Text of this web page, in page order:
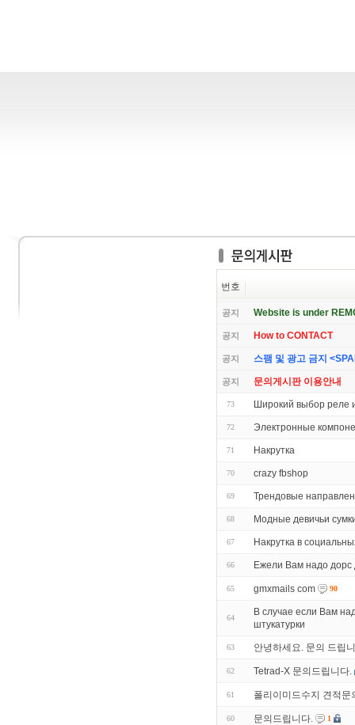
번호
공지 Website is under
공지 How to CONTACT
공지 스팸 및 광고 금지
공지 문의게시판 이용안내
73 Широкий выбор реле
72 Электронные
71 Накрутка
70 crazy fbshop
69 Трендовые
68 Модные девичьи
67 Накрутка в
66 Ежели Вам надо дорс
65 gmxmails com 90
64
В случае если Вам
штукатурки
63 안녕하세요. 문의 드립
62 Tetrad-X 문의드립니다.
61 폴리이미드수지 견적문
60 문의드립니다. 1